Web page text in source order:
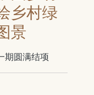
乡村绿
景
期圆满结项